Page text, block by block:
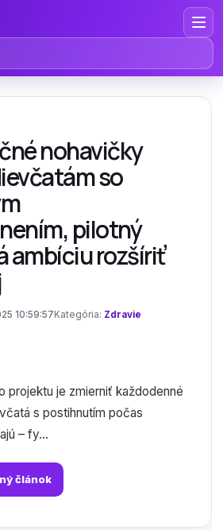
nohavičky
so
pilotný
ambíciu rozšíriť
10:59:57 Kategória: Zdravie
projektu je zmierniť každodenné
s postihnutím počas
– fy...
článok